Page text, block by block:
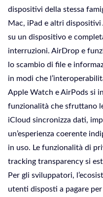
dispositivi della stessa
Mac, iPad e altri
su un dispositivo e
interruzioni. AirDrop e
lo scambio di file e
in modi che
Apple Watch e AirPods si
funzionalità che sfruttano
iCloud sincronizza dati,
un’esperienza coerente
in uso. Le funzionalità di
tracking transparency si
Per gli sviluppatori,
utenti disposti a pagare